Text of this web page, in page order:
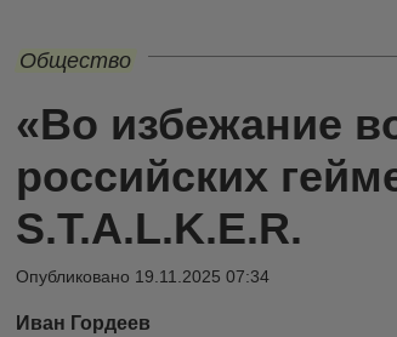
Общество
«Во избежание
российских
S.T.A.L.K.E.R.
Опубликовано 19.11.2025 07:34
Иван Гордеев